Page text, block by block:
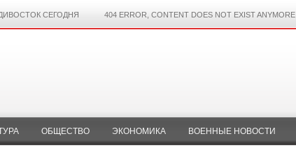
СЕГОДНЯ 404 ERROR, CONTENT DOES NOT EXIST ANYMORE
ОБЩЕСТВО ЭКОНОМИКА ВОЕННЫЕ НОВОСТИ